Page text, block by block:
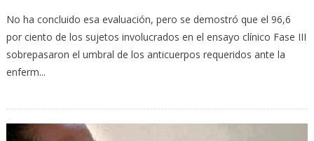
No ha concluido esa evaluación, pero se demostró que el 96,6
por ciento de los sujetos involucrados en el ensayo clínico Fase III
sobrepasaron el umbral de los anticuerpos requeridos ante la
enferm...